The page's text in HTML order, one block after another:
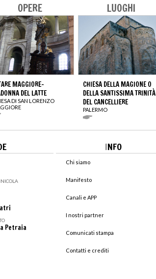
OPERE
MAGGIORE-
DEL LATTE
DI SAN LORENZO
LUOGHI
CHIESA DELLA MAGIONE O
DELLA SANTISSIMA TRINITÀ
DEL CANCELLIERE
PALERMO
Petraia
INFO
Chi siamo
Manifesto
Canali e APP
I nostri partner
Comunicati stampa
Contatti e crediti